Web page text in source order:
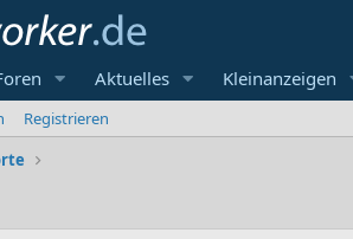
Aktuelles Kleinanzeigen
Registrieren